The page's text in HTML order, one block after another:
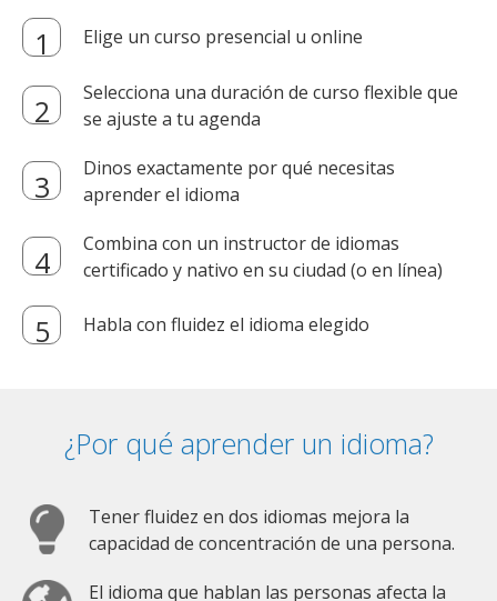
Elige un curso presencial u online
Selecciona una duración de curso flexible que
se ajuste a tu agenda
Dinos exactamente por qué necesitas
aprender el idioma
Combina con un instructor de idiomas
certificado y nativo en su ciudad (o en línea)
Habla con fluidez el idioma elegido
¿Por qué aprender un idioma?
Tener fluidez en dos idiomas mejora la
capacidad de concentración de una persona.
El idioma que hablan las personas afecta la